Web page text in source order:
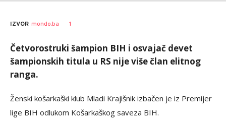
IZVOR mondo.ba 1
Četvorostruki šampion BIH i osvajač devet
šampionskih titula u RS nije više član elitnog
ranga.
Ženski košarkaški klub Mladi Krajišnik izbačen je iz Premijer
lige BIH odlukom Košarkaškog saveza BIH.